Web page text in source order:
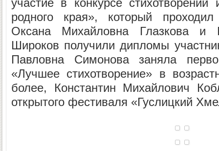
участие в конкурсе
родного края», который
Оксана Михайловна Глазкова и
Широков получили дипломы
Павловна Симонова заняла
«Лучшее стихотворение» в
более, Константин Михайлович
открытого фестиваля «Гуслицкий